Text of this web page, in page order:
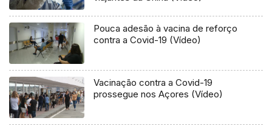
Pouca adesão à vacina de reforço
contra a Covid-19 (Vídeo)
Vacinação contra a Covid-19
prossegue nos Açores (Vídeo)